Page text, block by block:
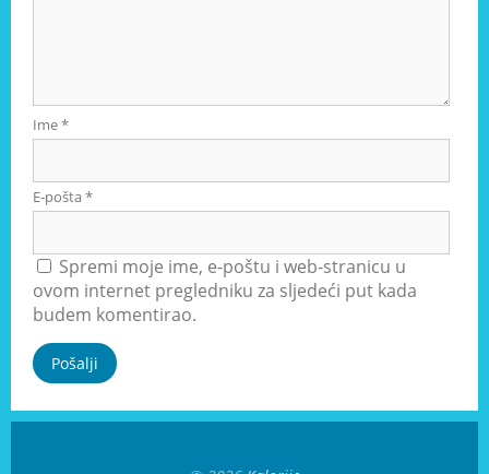
Ime*
E-pošta*
Spremi moje ime, e-poštu i web-stranicu u
ovom internet pregledniku za sljedeći put kada
budem komentirao.